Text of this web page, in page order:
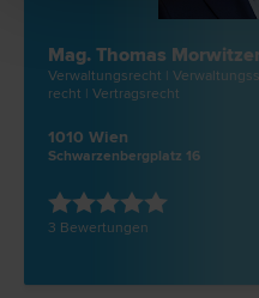
Mag. Thomas
Verwaltungs­recht |
recht | Vertrags­recht
1010 Wien
Schwarzenbergplatz 16
3 Bewertungen